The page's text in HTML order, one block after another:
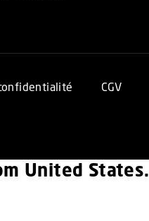
CGV
United States.